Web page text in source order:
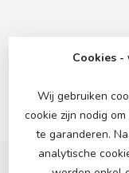
Cookies -
Wij gebruiken
cookie zijn nodig
te garanderen.
analytische